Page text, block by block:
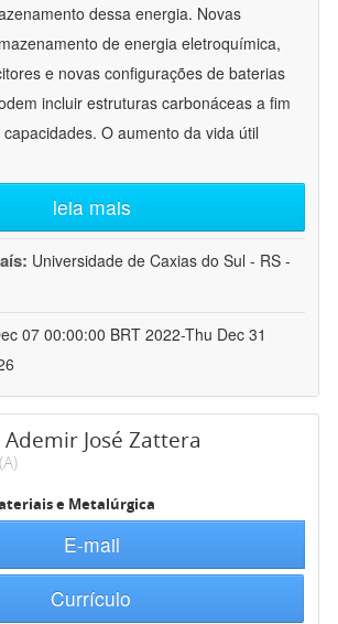
dessa energia. Novas
de energia eletroquímica,
e novas configurações de baterias
incluir estruturas carbonáceas a fim
O aumento da vida útil
leia mais
Universidade de Caxias do Sul - RS -
07 00:00:00 BRT 2022-Thu Dec 31
Ademir José Zattera
e Metalúrgica
E-mail
Currículo